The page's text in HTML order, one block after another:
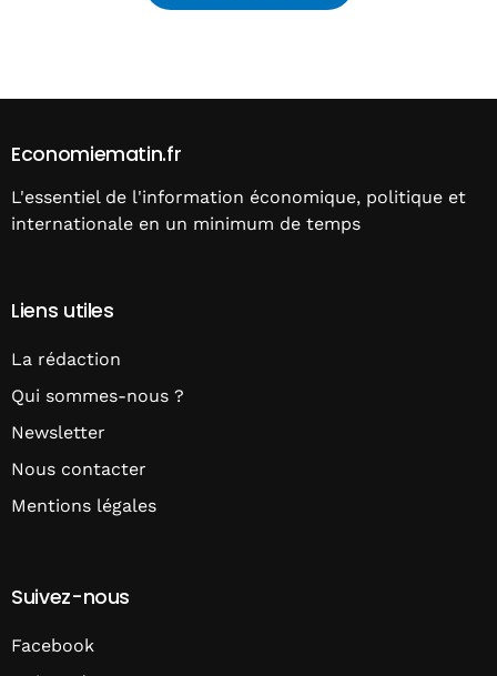
Economiematin.fr
L'essentiel de l'information économique, politique et
internationale en un minimum de temps
Liens utiles
La rédaction
Qui sommes-nous ?
Newsletter
Nous contacter
Mentions légales
Suivez-nous
Facebook